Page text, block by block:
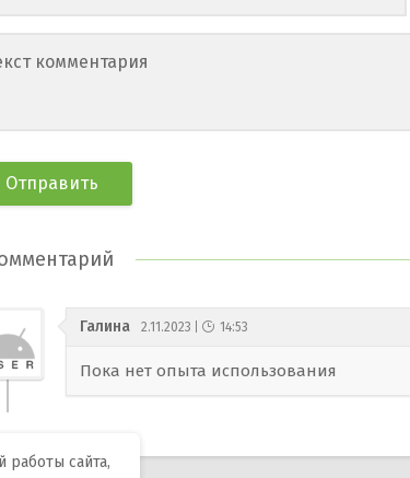
комментария
Галина 2.11.2023 14:53
Пока нет опыта использования
работы сайта,